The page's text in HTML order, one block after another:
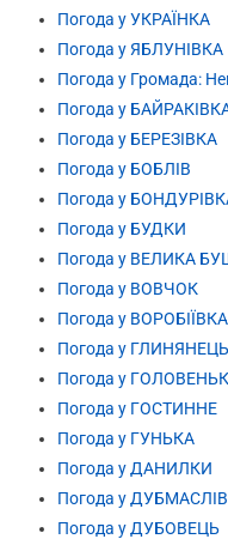
Погода у УКРАЇНКА
Погода у ЯБЛУНІВКА
Погода у Громада:
Погода у
Погода у БЕРЕЗІВКА
Погода у БОБЛІВ
Погода у
Погода у БУДКИ
Погода у ВЕЛИКА
Погода у ВОВЧОК
Погода у ВОРОБІЇВКА
Погода у ГЛИНЯНЕЦЬ
Погода у
Погода у ГОСТИННЕ
Погода у ГУНЬКА
Погода у ДАНИЛКИ
Погода у
Погода у ДУБОВЕЦЬ